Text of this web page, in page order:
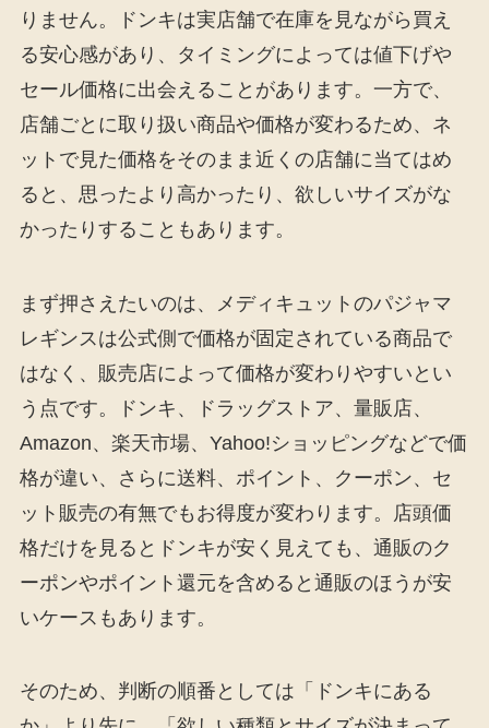
りません。ドンキは実店舗で在庫を見ながら買え
る安心感があり、タイミングによっては値下げや
セール価格に出会えることがあります。一方で、
店舗ごとに取り扱い商品や価格が変わるため、ネ
ットで見た価格をそのまま近くの店舗に当てはめ
ると、思ったより高かったり、欲しいサイズがな
かったりすることもあります。
まず押さえたいのは、メディキュットのパジャマ
レギンスは公式側で価格が固定されている商品で
はなく、販売店によって価格が変わりやすいとい
う点です。ドンキ、ドラッグストア、量販店、
Amazon、楽天市場、Yahoo!ショッピングなどで価
格が違い、さらに送料、ポイント、クーポン、セ
ット販売の有無でもお得度が変わります。店頭価
格だけを見るとドンキが安く見えても、通販のク
ーポンやポイント還元を含めると通販のほうが安
いケースもあります。
そのため、判断の順番としては「ドンキにある